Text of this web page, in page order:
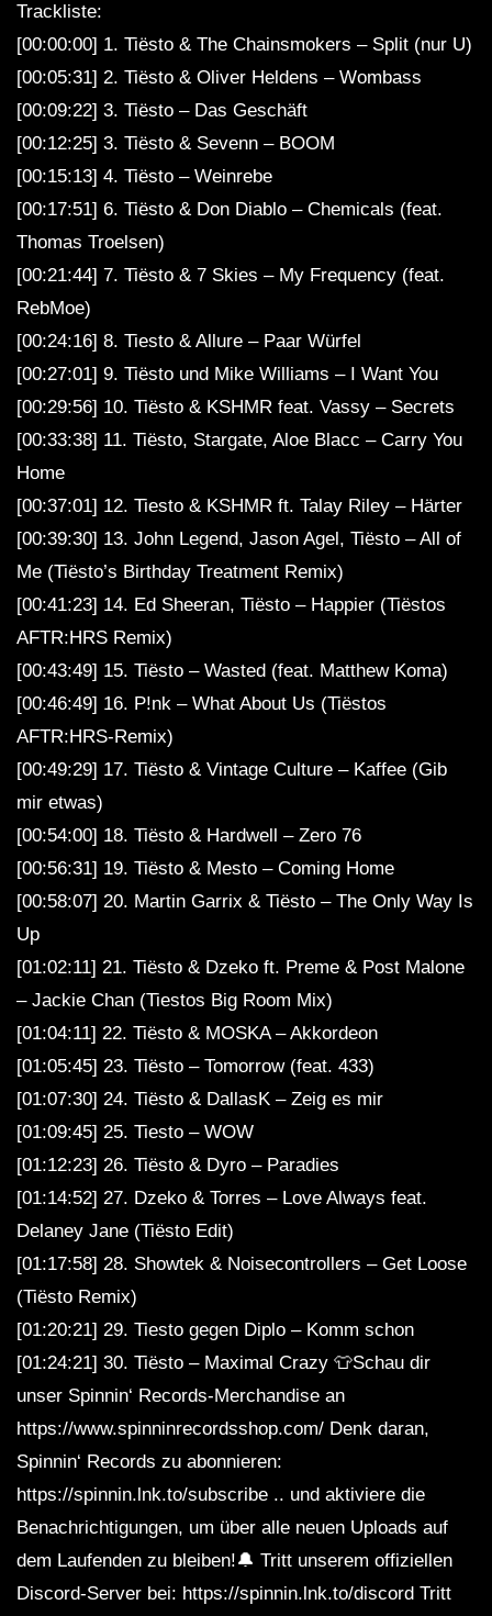
Trackliste:
[00:00:00] 1. Tiësto & The Chainsmokers – Split (nur U)
[00:05:31] 2. Tiësto & Oliver Heldens – Wombass
[00:09:22] 3. Tiësto – Das Geschäft
[00:12:25] 3. Tiësto & Sevenn – BOOM
[00:15:13] 4. Tiësto – Weinrebe
[00:17:51] 6. Tiësto & Don Diablo – Chemicals (feat.
Thomas Troelsen)
[00:21:44] 7. Tiësto & 7 Skies – My Frequency (feat.
RebMoe)
[00:24:16] 8. Tiesto & Allure – Paar Würfel
[00:27:01] 9. Tiësto und Mike Williams – I Want You
[00:29:56] 10. Tiësto & KSHMR feat. Vassy – Secrets
[00:33:38] 11. Tiësto, Stargate, Aloe Blacc – Carry You
Home
[00:37:01] 12. Tiesto & KSHMR ft. Talay Riley – Härter
[00:39:30] 13. John Legend, Jason Agel, Tiësto – All of
Me (Tiësto’s Birthday Treatment Remix)
[00:41:23] 14. Ed Sheeran, Tiësto – Happier (Tiëstos
AFTR:HRS Remix)
[00:43:49] 15. Tiësto – Wasted (feat. Matthew Koma)
[00:46:49] 16. P!nk – What About Us (Tiëstos
AFTR:HRS-Remix)
[00:49:29] 17. Tiësto & Vintage Culture – Kaffee (Gib
mir etwas)
[00:54:00] 18. Tiësto & Hardwell – Zero 76
[00:56:31] 19. Tiësto & Mesto – Coming Home
[00:58:07] 20. Martin Garrix & Tiësto – The Only Way Is
Up
[01:02:11] 21. Tiësto & Dzeko ft. Preme & Post Malone
– Jackie Chan (Tiestos Big Room Mix)
[01:04:11] 22. Tiësto & MOSKA – Akkordeon
[01:05:45] 23. Tiësto – Tomorrow (feat. 433)
[01:07:30] 24. Tiësto & DallasK – Zeig es mir
[01:09:45] 25. Tiesto – WOW
[01:12:23] 26. Tiësto & Dyro – Paradies
[01:14:52] 27. Dzeko & Torres – Love Always feat.
Delaney Jane (Tiësto Edit)
[01:17:58] 28. Showtek & Noisecontrollers – Get Loose
(Tiësto Remix)
[01:20:21] 29. Tiesto gegen Diplo – Komm schon
[01:24:21] 30. Tiësto – Maximal Crazy 👕Schau dir
unser Spinnin‘ Records-Merchandise an
https://www.spinninrecordsshop.com/ Denk daran,
Spinnin‘ Records zu abonnieren:
https://spinnin.lnk.to/subscribe .. und aktiviere die
Benachrichtigungen, um über alle neuen Uploads auf
dem Laufenden zu bleiben!🔔 Tritt unserem offiziellen
Discord-Server bei: https://spinnin.lnk.to/discord Tritt